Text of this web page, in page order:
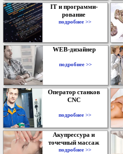
IT и программи-
рование
подробнее >>
WEB-дизайнер
подробнее >>
Оператор станков
CNC
подробнее >>
Акупрессура и
точечный массаж
подробнее >>